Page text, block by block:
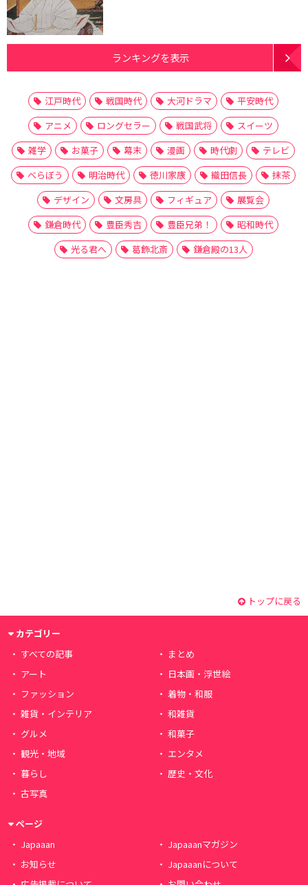
ランキングを表示
江戸時代 戦国時代 大河ドラマ
平安時代
アニメ
ロングセラー 戦国武将
スイーツ
雑学
お菓子 幕末 漫画 時代劇
テレビ
べらぼう
明治時代 徳川家康 織田信長
抹茶
デザイン
文房具 フィギュア
展覧会
鎌倉時代
豊臣秀吉 豊臣兄弟！
昭和時代
光る君へ
葛飾北斎 鎌倉殿の13人
トップに戻る
カテゴリー
すべての記事
まとめ
アート
日本画・浮世絵
ファッション
着物・和服
雑貨・インテリア
和雑貨
グルメ
和菓子
観光・地域
エンタメ
暮らし
歴史・文化
古写真
ページ
Japaaan
Japaaanマガジン
お知らせ
Japaaanについて